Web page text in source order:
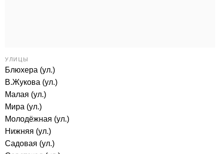
УЛИЦЫ
Блюхера (ул.)
В.Жукова (ул.)
Малая (ул.)
Мира (ул.)
Молодёжная (ул.)
Нижняя (ул.)
Садовая (ул.)